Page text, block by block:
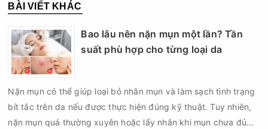
BÀI VIẾT KHÁC
Bao lâu nên nặn mụn một lần? Tần
suất phù hợp cho từng loại da
Nặn mụn có thể giúp loại bỏ nhân mụn và làm sạch tình trạng
bít tắc trên da nếu được thực hiện đúng kỹ thuật. Tuy nhiên,
nặn mụn quá thường xuyên hoặc lấy nhân khi mụn chưa đủ